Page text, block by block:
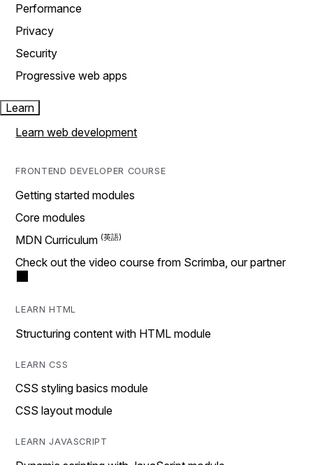
Performance
Privacy
Security
Progressive web apps
Learn
Learn web development
FRONTEND DEVELOPER COURSE
Getting started modules
Core modules
MDN Curriculum
Check out the video course from Scrimba, our partner
LEARN HTML
Structuring content with HTML module
LEARN CSS
CSS styling basics module
CSS layout module
LEARN JAVASCRIPT